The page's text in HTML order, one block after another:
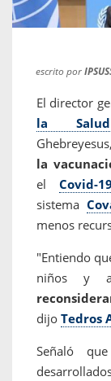
escrito por
El director
la Salud
la
el Covid-19
sistema
menos
"Entiendo
niños y
dijo Tedros
Señaló